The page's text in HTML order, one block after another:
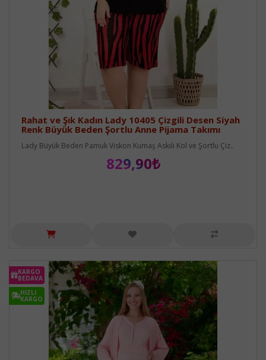
Rahat ve Şık Kadın Lady 10405 Çizgili Desen Siyah
Renk Büyük Beden Şortlu Anne Pijama Takımı
Lady Büyük Beden Pamuk Viskon Kumaş Askılı Kol ve Şortlu Çiz..
829,90₺
KARGO
BEDAVA
HIZLI
KARGO